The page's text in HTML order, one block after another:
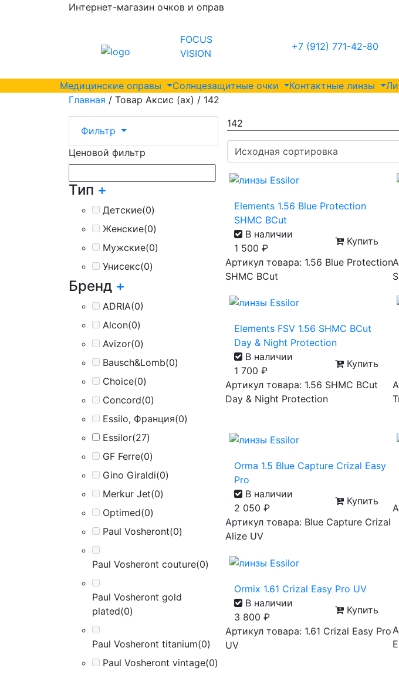
Интернет-магазин очков и оправ
FOCUS
VISION
+7 (912) 771-42-80
Медицинские оправы Солнцезащитные очки Контактные линзы
Главная / Товар Аксис (ax) / 142
Фильтр
Ценовой фильтр
Тип +
Детские(0)
Женские(0)
Мужские(0)
Унисекс(0)
Бренд +
ADRIA(0)
Alcon(0)
Avizor(0)
Bausch&Lomb(0)
Choice(0)
Concord(0)
Essilo, Франция(0)
Essilor(27)
GF Ferre(0)
Gino Giraldi(0)
Merkur Jet(0)
Optimed(0)
Paul Vosheront(0)
Paul Vosheront couture(0)
Paul Vosheront gold
plated(0)
Paul Vosheront titanium(0)
Paul Vosheront vintage(0)
142
Elements 1.56 Blue Protection
SHMC BCut
В наличии
1 500 ₽
Купить
Артикул товара: 1.56 Blue Protection
SHMC BCut
Elements FSV 1.56 SHMC BCut
Day & Night Protection
В наличии
1 700 ₽
Купить
Артикул товара: 1.56 SHMC BCut
Day & Night Protection
Orma 1.5 Blue Capture Crizal Easy
Pro
В наличии
2 050 ₽
Купить
Артикул товара: Blue Capture Crizal
Alize UV
Ormix 1.61 Crizal Easy Pro UV
В наличии
3 800 ₽
Купить
Артикул товара: 1.61 Crizal Easy Pro
UV